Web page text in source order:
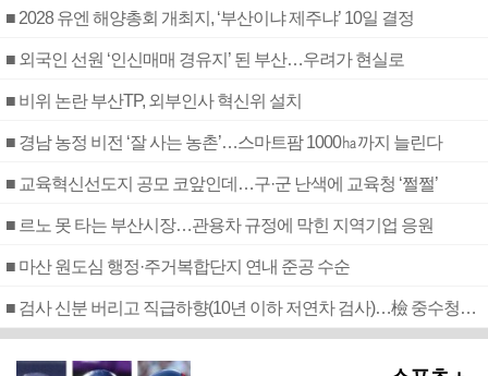
■ 2028 유엔 해양총회 개최지, ‘부산이냐 제주냐’ 10일 결정
■ 외국인 선원 ‘인신매매 경유지’ 된 부산…우려가 현실로
■ 비위 논란 부산TP, 외부인사 혁신위 설치
■ 경남 농정 비전 ‘잘 사는 농촌’…스마트팜 1000㏊까지 늘린다
■ 교육혁신선도지 공모 코앞인데…구·군 난색에 교육청 ‘쩔쩔’
■ 르노 못 타는 부산시장…관용차 규정에 막힌 지역기업 응원
■ 마산 원도심 행정·주거복합단지 연내 준공 수순
■ 검사 신분 버리고 직급하향(10년 이하 저연차 검사)…檢 중수청행 기피